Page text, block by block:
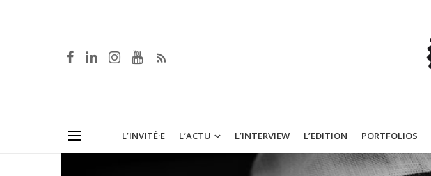
L’INVITÉ·E L’ACTU L’INTERVIEW L’EDITION PORTFOLIOS